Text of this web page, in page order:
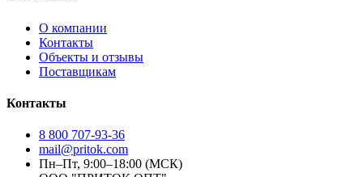
О компании
Контакты
Объекты и отзывы
Поставщикам
Контакты
8 800 707-93-36
mail@pritok.com
Пн–Пт, 9:00–18:00 (МСК)